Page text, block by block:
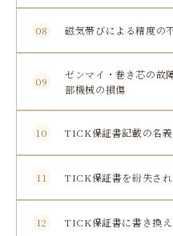
08 磁気帯びによる精度の
09
ゼンマイ・巻き芯の故
部機械の損傷
10 TICK保証書記載の名
11 TICK保証書を紛失さ
12 TICK保証書に書き換